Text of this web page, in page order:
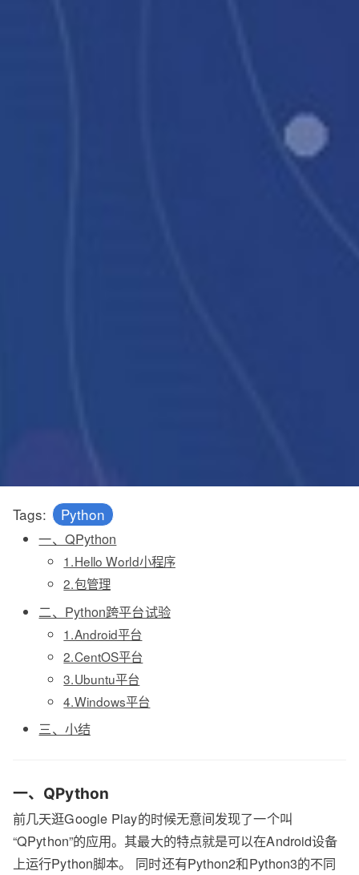
Tags: Python
一、QPython
1.Hello World小程序
2.包管理
二、Python跨平台试验
1.Android平台
2.CentOS平台
3.Ubuntu平台
4.Windows平台
三、小结
一、QPython
前几天逛Google Play的时候无意间发现了一个叫
“QPython”的应用。其最大的特点就是可以在Android设备
上运行Python脚本。 同时还有Python2和Python3的不同